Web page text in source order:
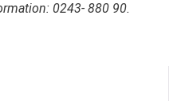
0243- 880 90.